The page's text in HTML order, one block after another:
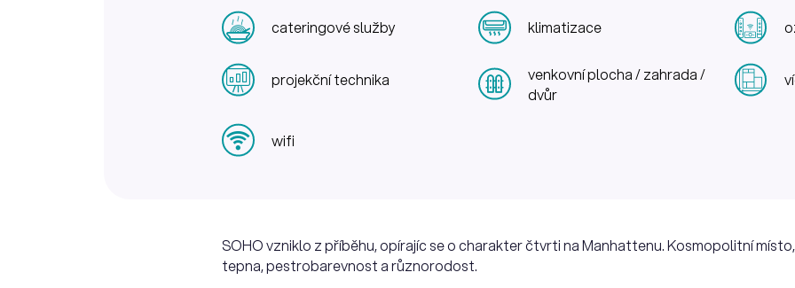
cateringové služby klimatizace
projekční technika
venkovní plocha / zahrada /
dvůr
wifi
SOHO vzniklo z příběhu, opírajíc se o charakter čtvrti na Manhattenu. Kosmopolitní
tepna, pestrobarevnost a různorodost.